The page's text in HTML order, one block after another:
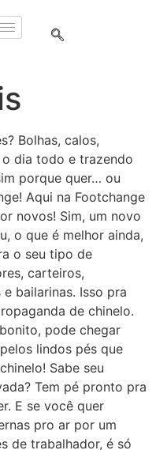
Bolhas, calos,
dia todo e trazendo
porque quer… ou
Aqui na Footchange
novos! Sim, um novo
o que é melhor ainda,
o seu tipo de
carteiros,
bailarinas. Isso pra
de chinelo.
pode chegar
lindos pés que
Sabe seu
Tem pé pronto pra
E se você quer
pro ar por um
de trabalhador, é só